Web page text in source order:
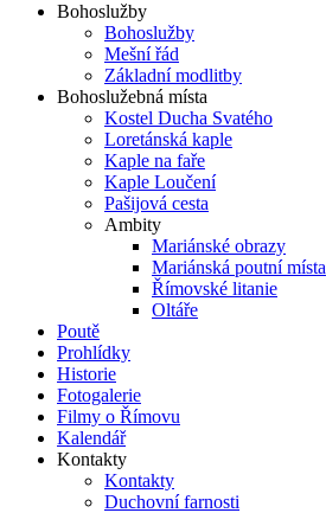
Bohoslužby
Bohoslužby
Mešní řád
Základní modlitby
Bohoslužebná místa
Kostel Ducha Svatého
Loretánská kaple
Kaple na faře
Kaple Loučení
Pašijová cesta
Ambity
Mariánské obrazy
Mariánská poutní místa
Římovské litanie
Oltáře
Poutě
Prohlídky
Historie
Fotogalerie
Filmy o Římovu
Kalendář
Kontakty
Kontakty
Duchovní farnosti